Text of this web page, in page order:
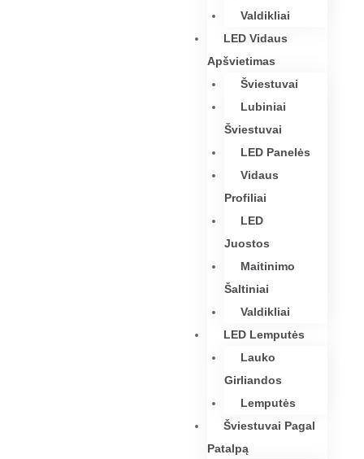
Valdikliai
LED Vidaus
Apšvietimas
Šviestuvai
Lubiniai
Šviestuvai
LED Panelės
Vidaus
Profiliai
LED
Juostos
Maitinimo
Šaltiniai
Valdikliai
LED Lemputės
Lauko
Girliandos
Lemputės
Šviestuvai Pagal
Patalpą